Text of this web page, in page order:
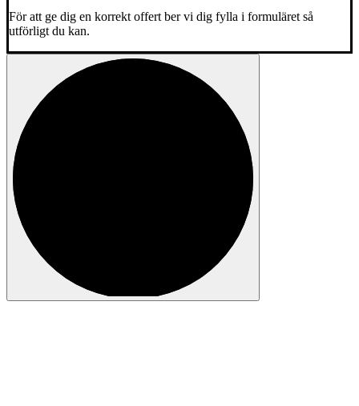
För att ge dig en korrekt offert ber vi dig fylla i formuläret så
utförligt du kan.